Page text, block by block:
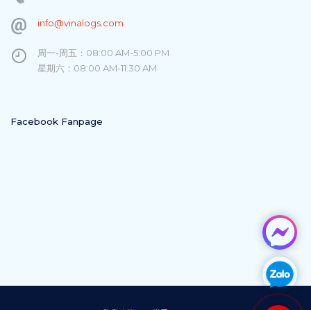
info@vinalogs.com
周一-周五：08:00 AM-5:00 PM
星期六：08:00 AM-11:30 AM
Facebook Fanpage